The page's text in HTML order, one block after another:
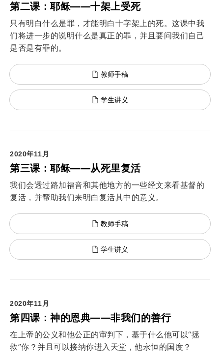
第二课：耶稣——十架上受死
只有明白什么是罪，才能明白十字架上的死。这课中我
们将进一步的说明什么是真正的罪，并且要问我们自己
是否是有罪的。
教师手稿
学生讲义
2020年11月
第三课：耶稣——从死里复活
我们会透过路加福音和其他地方的一些经文来看基督的
复活，并帮助我们来明白复活其中的意义。
教师手稿
学生讲义
2020年11月
第四课：神的恩典——非我们的善行
在上帝的公义和他公正的审判下，基于什么他可以“拯
救”你？并且可以接纳你进入天堂，他永恒的国度？